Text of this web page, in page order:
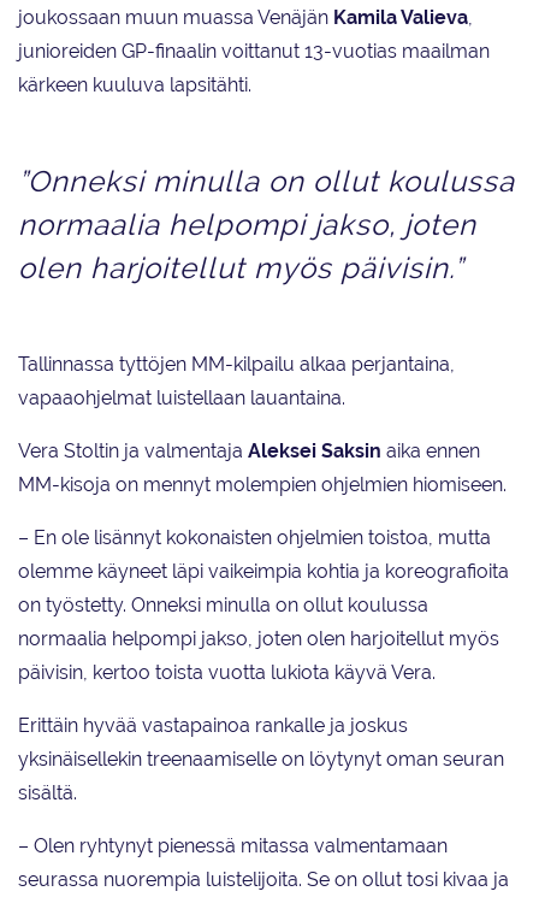
joukossaan muun muassa Venäjän Kamila Valieva,
junioreiden GP-finaalin voittanut 13-vuotias maailman
kärkeen kuuluva lapsitähti.
”Onneksi minulla on ollut koulussa
normaalia helpompi jakso, joten
olen harjoitellut myös päivisin.”
Tallinnassa tyttöjen MM-kilpailu alkaa perjantaina,
vapaaohjelmat luistellaan lauantaina.
Vera Stoltin ja valmentaja Aleksei Saksin aika ennen
MM-kisoja on mennyt molempien ohjelmien hiomiseen.
– En ole lisännyt kokonaisten ohjelmien toistoa, mutta
olemme käyneet läpi vaikeimpia kohtia ja koreografioita
on työstetty. Onneksi minulla on ollut koulussa
normaalia helpompi jakso, joten olen harjoitellut myös
päivisin, kertoo toista vuotta lukiota käyvä Vera.
Erittäin hyvää vastapainoa rankalle ja joskus
yksinäisellekin treenaamiselle on löytynyt oman seuran
sisältä.
– Olen ryhtynyt pienessä mitassa valmentamaan
seurassa nuorempia luistelijoita. Se on ollut tosi kivaa ja